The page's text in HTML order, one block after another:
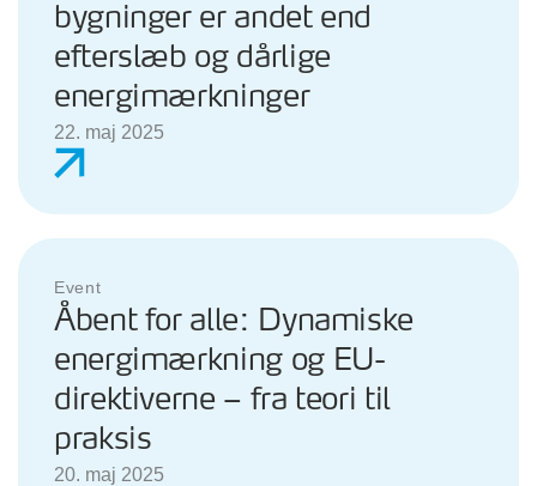
bygninger er andet end
efterslæb og dårlige
energimærkninger
22. maj 2025
Event
Åbent for alle: Dynamiske
energimærkning og EU-
direktiverne – fra teori til
praksis
20. maj 2025